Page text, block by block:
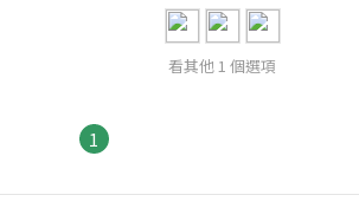
看其他 1 個選項
1